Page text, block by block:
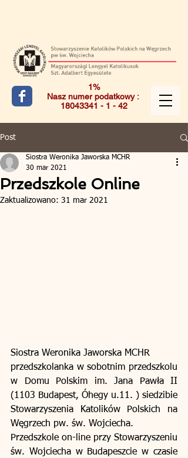
1%
Nasz numer podatkowy :
18043341 - 1 - 42
Post
Przedszkole Online
Siostra Weronika Jaworska MCHR
30 mar 2021
Zaktualizowano: 31 mar 2021
Siostra Weronika Jaworska MCHR
przedszkolanka w sobotnim przedszkolu
w Domu Polskim im. Jana Pawła II
(1103 Budapest, Óhegy u.11. ) siedzibie
Stowarzyszenia Katolików Polskich na
Węgrzech pw. św. Wojciecha.
Przedszkole on-line przy Stowarzyszeniu
św. Wojciecha w Budapeszcie w czasie